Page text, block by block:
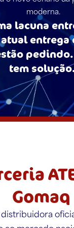
lacuna
entrega
pedindo.
tem
moderna.
Gomaq